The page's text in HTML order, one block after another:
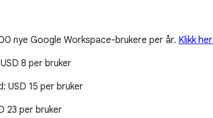
nye Google Workspace-brukere per år. Klikk
USD 8 per bruker
USD 15 per bruker
23 per bruker